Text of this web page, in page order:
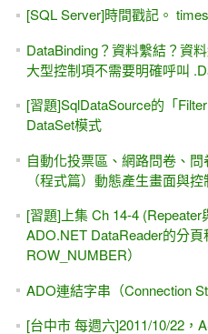
[習題] FindControl 簡單練習--
改樣板裡面的控制項後，資料
File 與 Log #2----[圖片版]訪
Visual Studio是ASP.NET開發
中國內地的書名--[ASP.NET
鐘試試看
[轉貼] PTT -- 軟體人的心路歷